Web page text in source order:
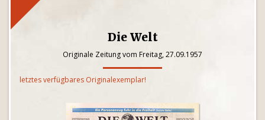
Die Welt
Originale Zeitung vom Freitag, 27.09.1957
letztes verfügbares Originalexemplar!